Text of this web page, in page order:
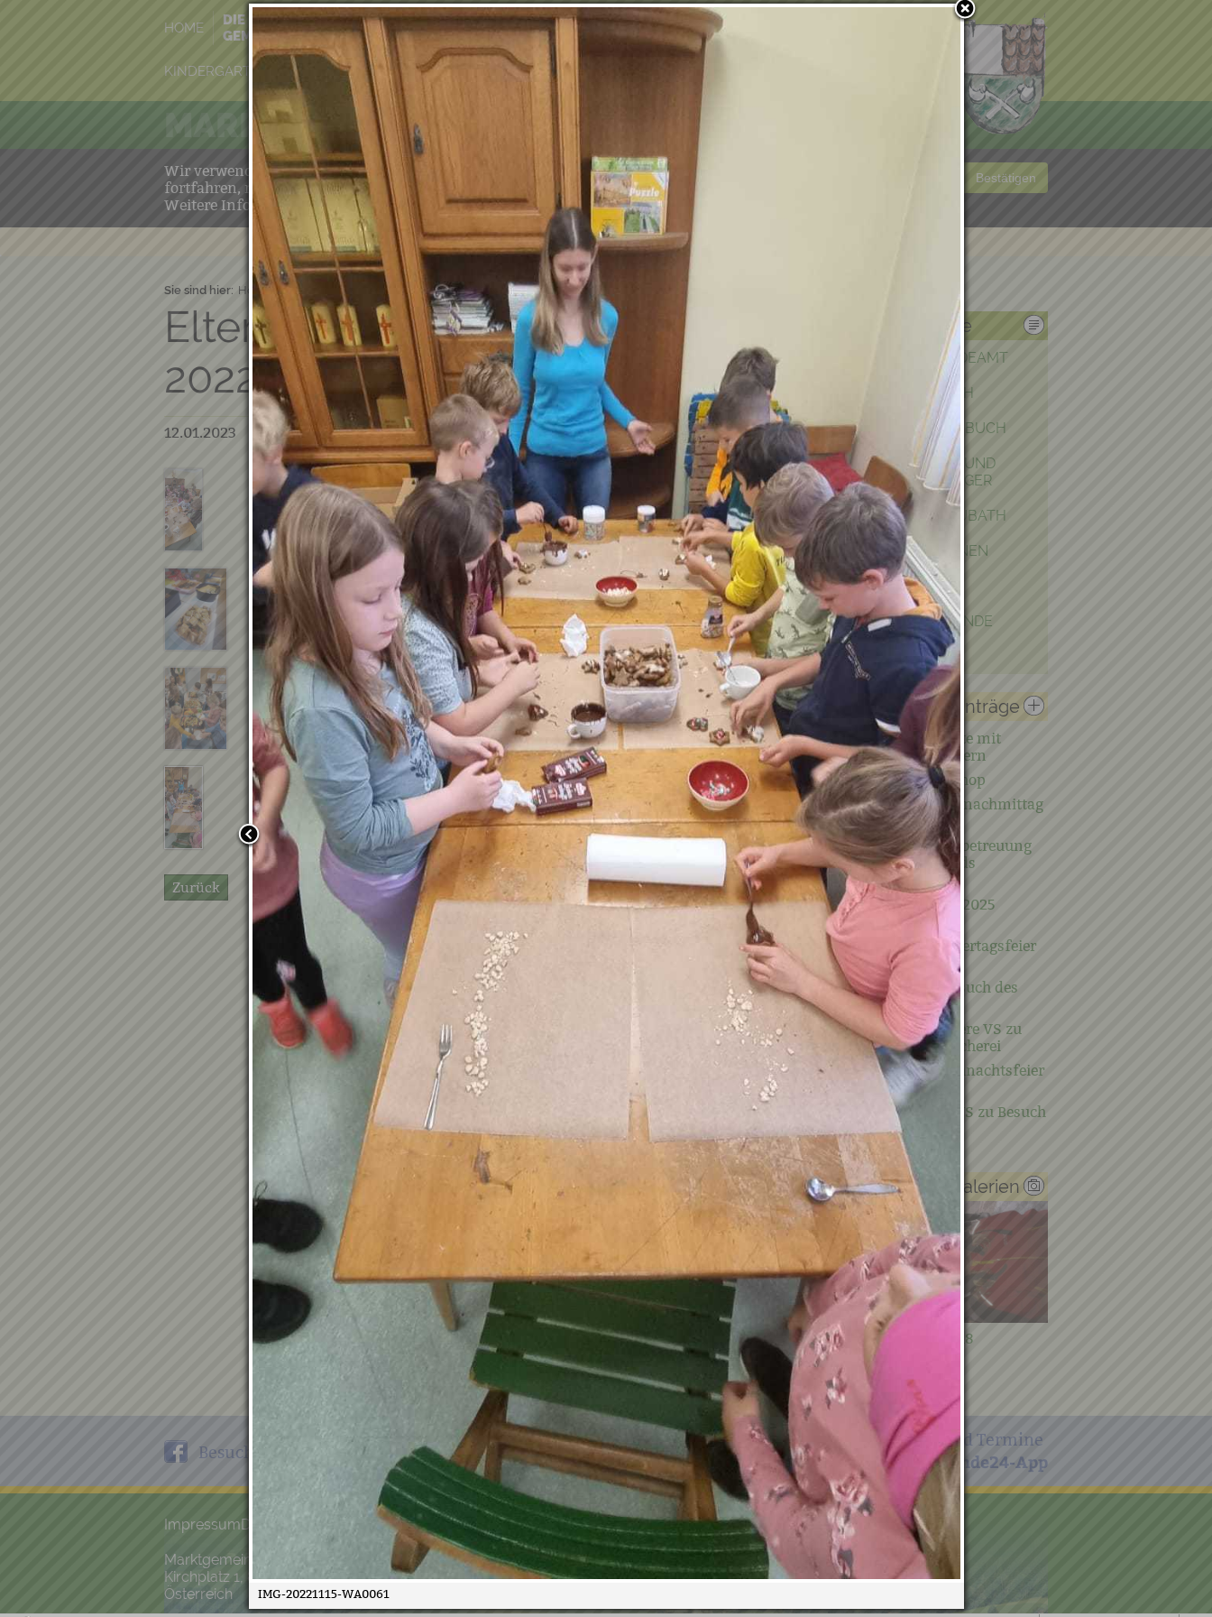
HOME
DIE
GEMEINDE
VERANSTALTUNGS-
KALENDER
BÜRGER-
SERVICE
FREIZEIT &
TOURISMUS
UMWELT WIRTSCHAFT
KINDERGARTEN & KINDERKRIPPE VOLKSSCHULE BÜCHEREI
MARKTGEMEINDE KRAUBATH AN DER MUR
Wir verwenden Cookies, um unsere Webseite für Sie möglichst benutzerfreundlich zu gestalten. Wenn Sie
fortfahren, nehmen wir an, dass Sie mit der Verwendung von Cookies auf unserer Webseite einverstanden sind.
Weitere Informationen:
Datenschutzerklärung/Cookie-Richtlinie
Bestätigen
Sie sind hier: Home → Die Gemeinde Fotogalerie
Elternverein Herbst/Winter
2022
12.01.2023
Zurück
Die Gemeinde
MARKTGEMEINDEAMT
ÜBER KRAUBATH
GEMEINDETAGEBUCH
EHRENBÜRGER UND
EHRENRINGTRÄGER
POLITIK IN KRAUBATH
BAUEN & WOHNEN
PFARRE
PARTNERGEMEINDE
FOTOGALERIE
Verwandte Einträge
05.12.2025 - Rorate mit
unseren VS-Kindern
AkSeTuZi Workshop
30.10.2025 - Kinonachmittag
mit Pumuckl
4 Wochen Ferienbetreuung
für unsere VS-Kids
14.07.2025 - VS-
Ferienbetreuung 2025
offiziell eröffnet
07.05.2025 - Muttertagsfeier
im Dorfsaal
Fasching und Besuch des
missimo-Trucks
13.02.2025 - Unsere VS zu
Besuch in der Bücherei
18.12.2024 - Weihnachtsfeier
der Gemeinde
21.11.2024 - Die VS zu Besuch
in der Bücherei
Verwandte Galerien
Kinderpolizei 2018
Besuche uns auch auf Facebook!
Alle wichtigen Infos und Termine
auch in unserer
Gemeinde24-App
ImpressumDatenschutz
Marktgemeinde Kraubath/Mur
Kirchplatz 1, 8714 Kraubath/Mur
Österreich
Tel. 03832/4100
gemeinde@kraubath.at
IMG-20221115-WA0061